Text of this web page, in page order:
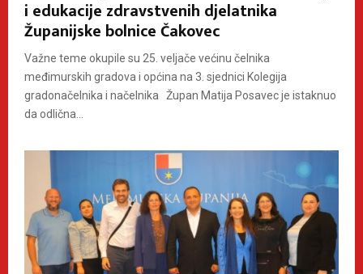
i edukacije zdravstvenih djelatnika
Županijske bolnice Čakovec
Važne teme okupile su 25. veljače većinu čelnika
međimurskih gradova i općina na 3. sjednici Kolegija
gradonačelnika i načelnika Župan Matija Posavec je istaknuo
da odlična...